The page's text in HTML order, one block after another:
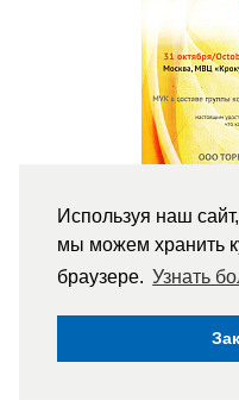
Используя наш
мы можем хранить
браузере. Узнать